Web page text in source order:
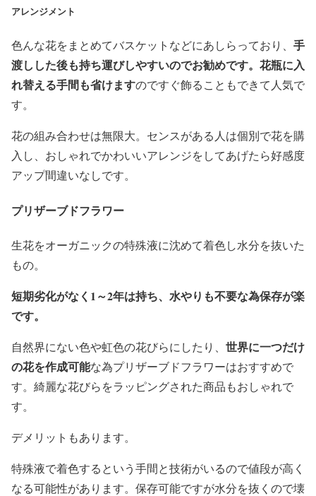
アレンジメント
色んな花をまとめてバスケットなどにあしらっており、 手
渡しした後も持ち運びしやすいのでお勧めです。花瓶に入
れ替える手間も省けますのですぐ飾ることもできて人気で
す。
花の組み合わせは無限大。センスがある人は個別で花を購
入し、おしゃれでかわいいアレンジをしてあげたら好感度
アップ間違いなしです。
プリザーブドフラワー
生花をオーガニックの特殊液に沈めて着色し水分を抜いた
もの。
短期劣化がなく1～2年は持ち、水やりも不要な為保存が楽
です。
自然界にない色や虹色の花びらにしたり、 世界に一つだけ
の花を作成可能な為プリザーブドフラワーはおすすめで
す。綺麗な花びらをラッピングされた商品もおしゃれで
す。
デメリットもあります。
特殊液で着色するという手間と技術がいるので値段が高く
なる可能性があります。保存可能ですが水分を抜くので壊